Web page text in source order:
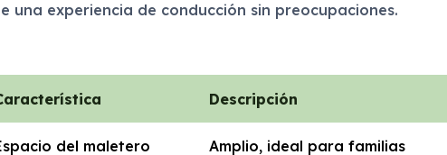
experiencia de conducción sin preocupaciones.
Descripción
del maletero Amplio, ideal para familias